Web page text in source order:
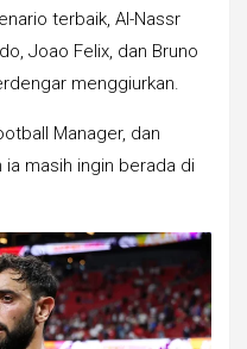
terbaik, Al-Nassr
Joao Felix, dan Bruno
menggiurkan.
Manager, dan
masih ingin berada di